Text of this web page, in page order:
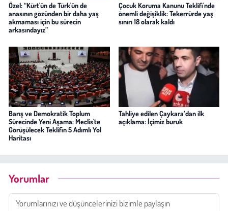
Özel: “Kürt'ün de Türk'ün de
anasının gözünden bir daha yaş
akmaması için bu sürecin
arkasındayız”
Çocuk Koruma Kanunu Teklifi'nde
önemli değişiklik: Tekerrürde yaş
sınırı 18 olarak kaldı
Barış ve Demokratik Toplum
Sürecinde Yeni Aşama: Meclis'te
Görüşülecek Teklifin 5 Adımlı Yol
Haritası
Tahliye edilen Çaykara’dan ilk
açıklama: İçimiz buruk
Yorumlar